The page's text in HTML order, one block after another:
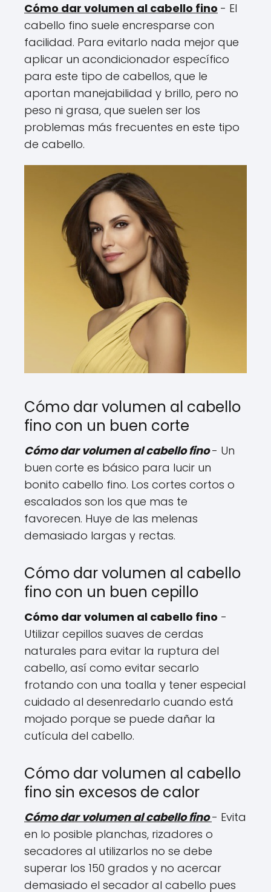
Cómo dar volumen al cabello fino - El
cabello fino suele encresparse con
facilidad. Para evitarlo nada mejor que
aplicar un acondicionador específico
para este tipo de cabellos, que le
aportan manejabilidad y brillo, pero no
peso ni grasa, que suelen ser los
problemas más frecuentes en este tipo
de cabello.
Cómo dar volumen al cabello
fino con un buen corte
Cómo dar volumen al cabello fino - Un
buen corte es básico para lucir un
bonito cabello fino. Los cortes cortos o
escalados son los que mas te
favorecen. Huye de las melenas
demasiado largas y rectas.
Cómo dar volumen al cabello
fino con un buen cepillo
Cómo dar volumen al cabello fino -
Utilizar cepillos suaves de cerdas
naturales para evitar la ruptura del
cabello, así como evitar secarlo
frotando con una toalla y tener especial
cuidado al desenredarlo cuando está
mojado porque se puede dañar la
cutícula del cabello.
Cómo dar volumen al cabello
fino sin excesos de calor
Cómo dar volumen al cabello fino - Evita
en lo posible planchas, rizadores o
secadores al utilizarlos no se debe
superar los 150 grados y no acercar
demasiado el secador al cabello pues